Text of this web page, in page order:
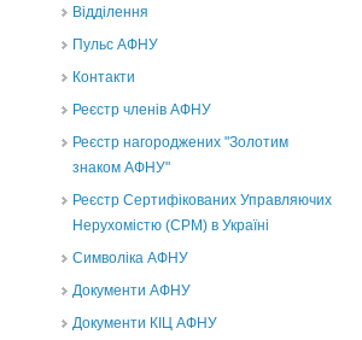
Відділення
Пульс АФНУ
Контакти
Реєстр членів АФНУ
Реєстр нагороджених "Золотим
знаком АФНУ"
Реєстр Сертифікованих Управляючих
Нерухомістю (CPM) в Україні
Символіка АФНУ
Документи АФНУ
Документи КІЦ АФНУ